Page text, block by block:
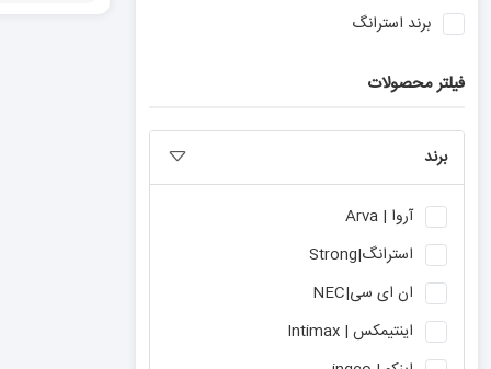
برند استرانگ
نووا
برندان ای سی
برندهیوندای
برندآروا
برنددنلکس
برندماکیتا
برنددیوالت
فیلتر محصولات
برند
آروا | Arva
استرانگ|Strong
ان ای سی|NEC
اینتیمکس | Intimax